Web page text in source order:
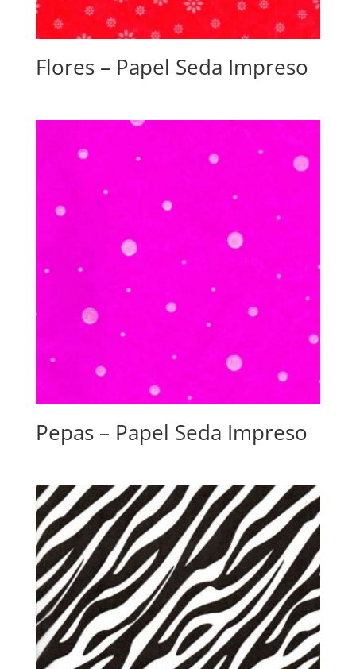
Flores – Papel Seda Impreso
Pepas – Papel Seda Impreso